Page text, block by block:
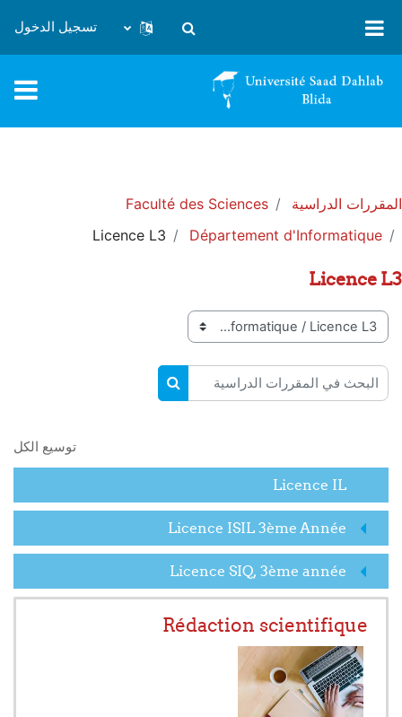
تبديل إدخال البحث
تسجيل الدخول
المقررات الدراسية
Faculté des Sciences
Département d'Informatique
Licence L3
Licence L3
تصنيفات المقررات
البحث في المقررات الدراسية
البحث في المقررات الدراسية
توسيع الكل
Licence IL
Licence ISIL 3ème Année
Licence SIQ, 3ème année
Rédaction scientifique